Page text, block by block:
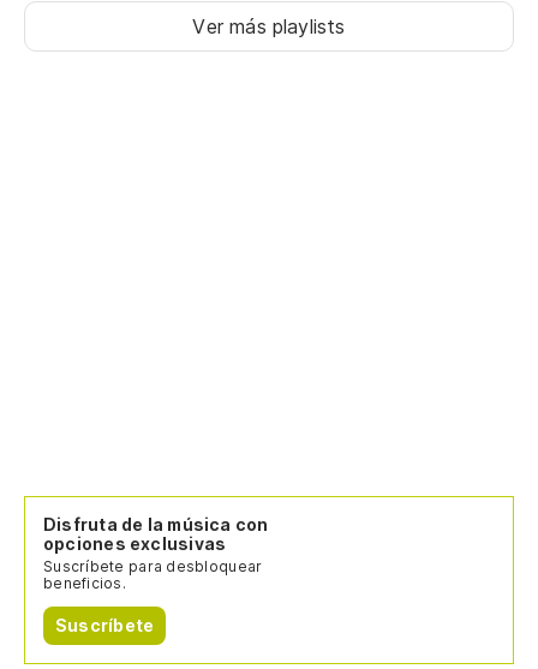
Ver más playlists
Disfruta de la música con
opciones exclusivas
Suscríbete para desbloquear
beneficios.
Suscríbete